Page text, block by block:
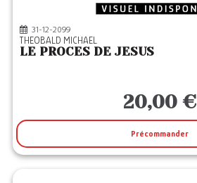
31-12-2099
THEOBALD MICHAEL
LE PROCES DE JESUS
20,00 €
Précommander